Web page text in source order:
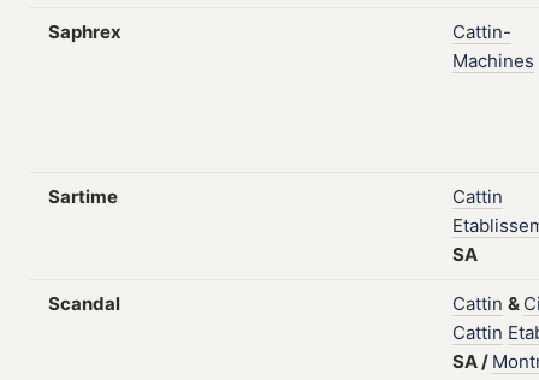
Saphrex
Cattin-
Machines
Sartime
Cattin
SA
Scandal Cattin &
Cattin
SA/